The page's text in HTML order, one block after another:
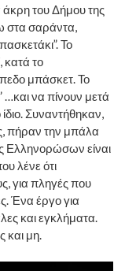
άκρη του Δήμου της
στα σαράντα,
Το
κατά το
μπάσκετ. Το
…και να πίνουν μετά
Συναντήθηκαν,
πήραν την μπάλα
Ελληνορώσων είναι
λένε ότι
για πληγές που
Ένα έργο για
και εγκλήματα.
και μη.